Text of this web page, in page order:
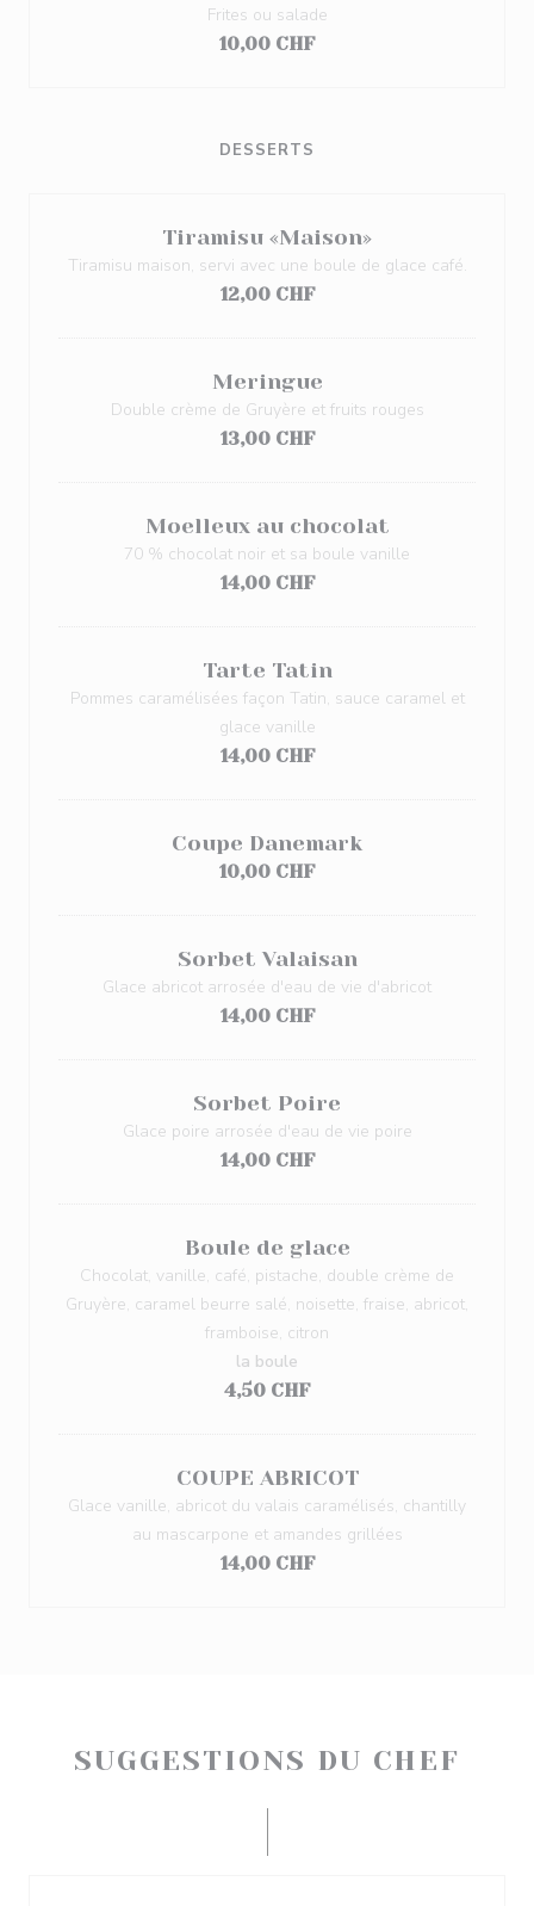
Frites ou salade
10,00 CHF
DESSERTS
Tiramisu «Maison»
Tiramisu maison, servi avec une boule de glace café.
12,00 CHF
Meringue
Double crème de Gruyère et fruits rouges
13,00 CHF
Moelleux au chocolat
70 % chocolat noir et sa boule vanille
14,00 CHF
Tarte Tatin
Pommes caramélisées façon Tatin, sauce caramel et
glace vanille
14,00 CHF
Coupe Danemark
10,00 CHF
Sorbet Valaisan
Glace abricot arrosée d'eau de vie d'abricot
14,00 CHF
Sorbet Poire
Glace poire arrosée d'eau de vie poire
14,00 CHF
Boule de glace
Chocolat, vanille, café, pistache, double crème de
Gruyère, caramel beurre salé, noisette, fraise, abricot,
framboise, citron
4,50 CHF
la boule
COUPE ABRICOT
Glace vanille, abricot du valais caramélisés, chantilly
au mascarpone et amandes grillées
14,00 CHF
SUGGESTIONS DU CHEF